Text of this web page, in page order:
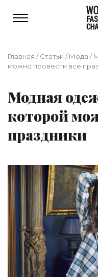
Главная /Статьи /Мода /
можно провести все
Модная
которой
праздники